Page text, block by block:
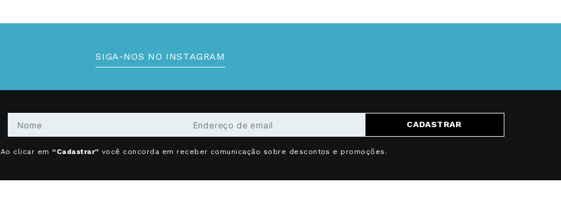
SIGA-NOS NO INSTAGRAM
CADASTRAR
Ao clicar em “Cadastrar” você concorda em receber comunicação sobre descontos e promoções.